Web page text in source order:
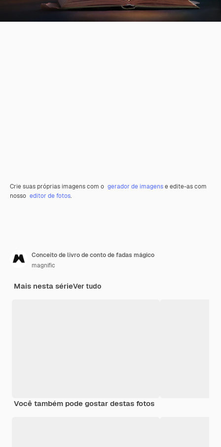
Crie suas próprias imagens com o gerador de imagense edite-as com
nosso editor de fotos.
Conceito de livro de conto de fadas mágico
magnific
Mais nesta sérieVer tudo
Você também pode gostar destas fotos